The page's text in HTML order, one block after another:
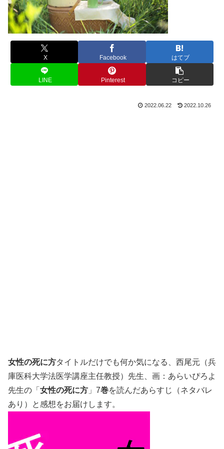
X Facebook はてブ
LINE Pinterest コピー
2022.06.22 2022.10.26
女性の死に方タイトルだけでも何か気になる、西尾元（兵
庫医科大学法医学講座主任教授）先生、画：あらいぴろよ
先生の「 女性の死に方 」7巻を読んだあらすじ（ネタバレ
あり）と感想をお届けします。